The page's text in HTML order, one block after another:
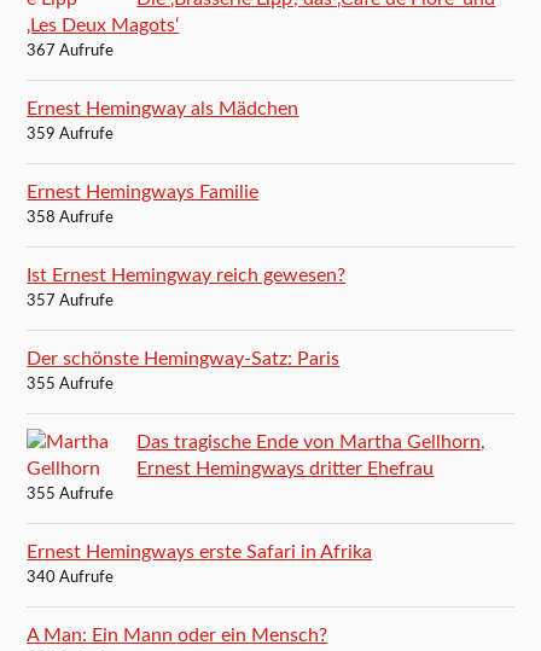
‚Les Deux Magots‘
367 Aufrufe
Ernest Hemingway als Mädchen
359 Aufrufe
Ernest Hemingways Familie
358 Aufrufe
Ist Ernest Hemingway reich gewesen?
357 Aufrufe
Der schönste Hemingway-Satz: Paris
355 Aufrufe
Das tragische Ende von Martha Gellhorn,
Ernest Hemingways dritter Ehefrau
355 Aufrufe
Ernest Hemingways erste Safari in Afrika
340 Aufrufe
A Man: Ein Mann oder ein Mensch?